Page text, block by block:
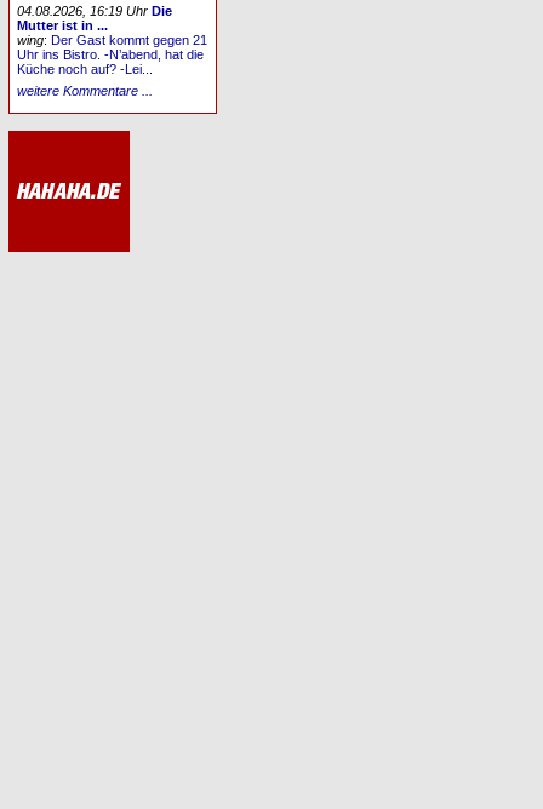
04.08.2026, 16:19 Uhr Die
Mutter ist in ...
wing:Der Gast kommt gegen 21
Uhr ins Bistro. -N’abend, hat die
Küche noch auf? -Lei...
weitere Kommentare ...